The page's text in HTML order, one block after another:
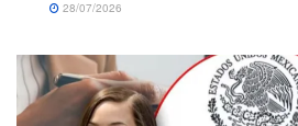
28/07/2026